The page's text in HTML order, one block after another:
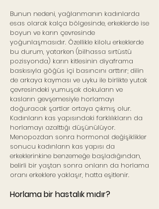
Bunun nedeni, yağlanmanın kadınlarda
esas olarak kalça bölgesinde, erkeklerde ise
boyun ve karın çevresinde
yoğunlaşmasıdır. Özellikle kilolu erkeklerde
bu durum, yatarken (bilhassa sırtüstü
pozisyonda) karın kitlesinin diyaframa
baskısıyla göğüs içi basıncını arttırır; dilin
de arkaya kayması ve uyku ile birlikte yutak
çevresindeki yumuşak dokuların ve
kasların gevşemesiyle horlamayı
doğuracak şartlar ortaya çıkmış olur.
Kadınların kas yapısındaki farklılıkların da
horlamayı azalttığı düşünülüyor.
Menopozdan sonra hormonal değişiklikler
sonucu kadınların kas yapısı da
erkeklerinkine benzemeğe başladığından,
belirli bir yaştan sonra onların da horlama
oranı erkeklere yaklaşır, hatta eşitlenir.
Horlama bir hastalık mıdır?